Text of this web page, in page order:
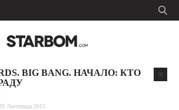
BIG BANG. НАЧАЛО: КТО
Листопада 2015